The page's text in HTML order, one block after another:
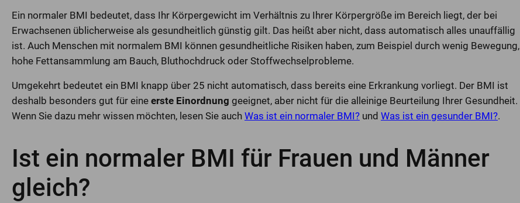
Ein normaler BMI bedeutet, dass Ihr Körpergewicht im Verhältnis zu Ihrer Körpergröße im Bereich liegt, der bei
Erwachsenen üblicherweise als gesundheitlich günstig gilt. Das heißt aber nicht, dass automatisch alles unauffällig
ist. Auch Menschen mit normalem BMI können gesundheitliche Risiken haben, zum Beispiel durch wenig Bewegung,
hohe Fettansammlung am Bauch, Bluthochdruck oder Stoffwechselprobleme.
Umgekehrt bedeutet ein BMI knapp über 25 nicht automatisch, dass bereits eine Erkrankung vorliegt. Der BMI ist
deshalb besonders gut für eine erste Einordnung geeignet, aber nicht für die alleinige Beurteilung Ihrer Gesundheit.
Wenn Sie dazu mehr wissen möchten, lesen Sie auch Was ist ein normaler BMI? und Was ist ein gesunder BMI?.
Ist ein normaler BMI für Frauen und Männer
gleich?